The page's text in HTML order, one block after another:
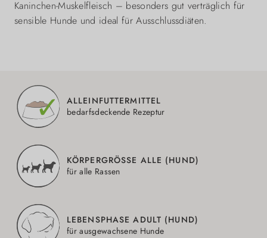
Kaninchen-Muskelfleisch – besonders gut verträglich für
sensible Hunde und ideal für Ausschlussdiäten.
ALLEINFUTTERMITTEL
bedarfsdeckende Rezeptur
KÖRPERGRÖSSE ALLE (HUND)
für alle Rassen
LEBENSPHASE ADULT (HUND)
für ausgewachsene Hunde